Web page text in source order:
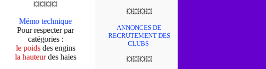
💥💥💥💥
Mémo technique
Pour respecter par
catégories :
le poids des engins
la hauteurdes haies
💥💥💥💥
ANNONCES DE
RECRUTEMENT DES
CLUBS
💥💥💥💥